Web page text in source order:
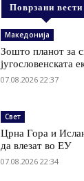
Поврзани вести
Македонија
Зошто планот за
југословенската
07.08.2026 22:37
Свет
Црна Гора и
да влезат во ЕУ
07.08.2026 22:34